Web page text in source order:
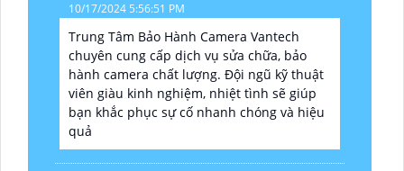
10/17/2024 5:56:51 PM
Trung Tâm Bảo Hành Camera Vantech
chuyên cung cấp dịch vụ sửa chữa, bảo
hành camera chất lượng. Đội ngũ kỹ thuật
viên giàu kinh nghiệm, nhiệt tình sẽ giúp
bạn khắc phục sự cố nhanh chóng và hiệu
quả